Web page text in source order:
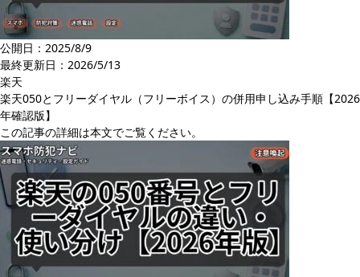
公開日：2025/8/9
最終更新日： 2026/5/13
楽天
楽天050とフリーダイヤル（フリーボイス）の併用申し込み手順【2026
年確認版】
この記事の詳細は本文でご覧ください。